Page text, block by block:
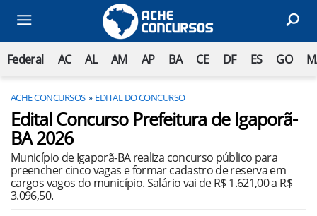
Federal AC AL AM AP BA CE DF ES GO
ACHE CONCURSOS EDITAL DO CONCURSO
Edital Concurso Prefeitura de Igaporã-
BA 2026
Município de Igaporã-BA realiza concurso público para
preencher cinco vagas e formar cadastro de reserva em
cargos vagos do município. Salário vai de R$ 1.621,00 a R$
3.096,50.